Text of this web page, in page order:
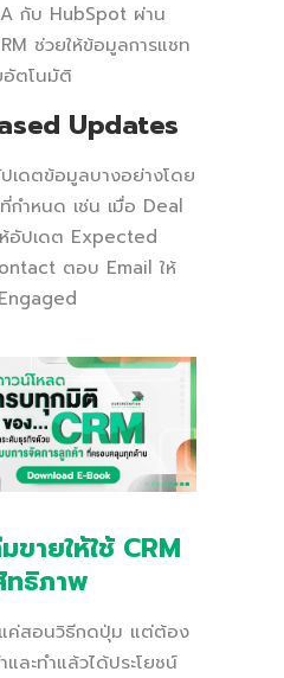
กับ HubSpot ผ่าน
ช่วยให้ข้อมูลการแชท
อัตโนมัติ
Updates
เดตข้อมูลบางอย่างโดย
กำหนด เช่น เมื่อ Deal
อัปเดต Expected
ตอบ Email ให้
ายให้ใช้ CRM
ทธิภาพ
ค่สอนวิธีกดปุ่ม แต่ต้อง
ละทำแล้วได้ประโยชน์